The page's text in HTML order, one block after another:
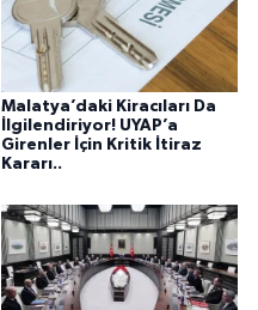
Malatya’daki Kiracıları Da
İlgilendiriyor! UYAP’a
Girenler İçin Kritik İtiraz
Kararı..